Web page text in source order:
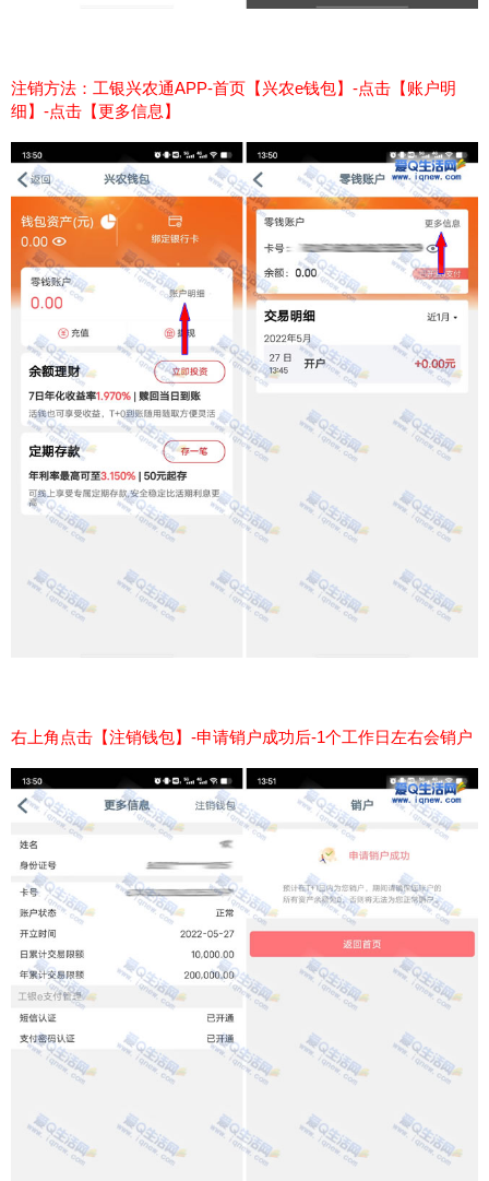
注销方法：工银兴农通APP-首页【兴农e钱包】-点击【账户明
细】-点击【更多信息】
右上角点击【注销钱包】-申请销户成功后-1个工作日左右会销户